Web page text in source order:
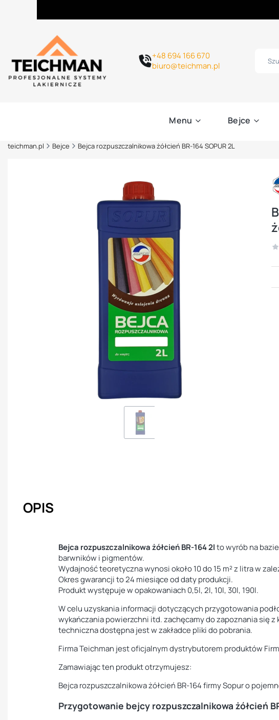
+48 694 166 670
biuro@teichman.pl
Menu Bejce
teichman.pl Bejce Bejca rozpuszczalnikowa żółcień BR-164 SOPUR 2L
OPIS
Bejca rozpuszczalnikowa żółcień BR-164 2lto wyrób na
barwników i pigmentów.
Wydajność teoretyczna wynosi około 10 do 15 m² z litra w
Okres gwarancji to 24 miesiące od daty produkcji.
Produkt występuje w opakowaniach 0,5l, 2l, 10l, 30l, 190l.
W celu uzyskania informacji dotyczących przygotowania
wykańczania powierzchni itd. zachęcamy do zapoznania się
techniczna dostępna jest w zakładce pliki do pobrania.
Firma Teichman jest oficjalnym dystrybutorem produktów
Zamawiając ten produkt otrzymujesz:
Bejca rozpuszczalnikowa żółcień BR-164 firmy Sopur o
Przygotowanie bejcy rozpuszczalnikowa żółcień